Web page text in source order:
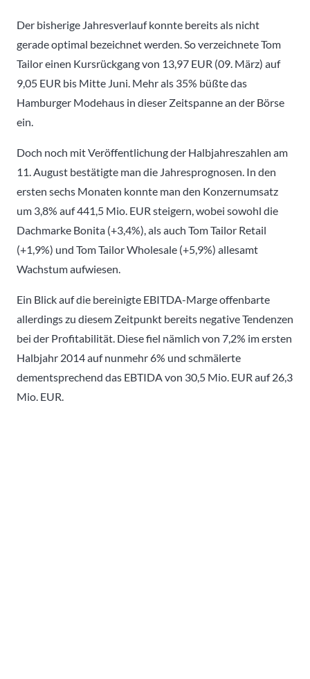
Der bisherige Jahresverlauf konnte bereits als nicht
gerade optimal bezeichnet werden. So verzeichnete Tom
Tailor einen Kursrückgang von 13,97 EUR (09. März) auf
9,05 EUR bis Mitte Juni. Mehr als 35% büßte das
Hamburger Modehaus in dieser Zeitspanne an der Börse
ein.
Doch noch mit Veröffentlichung der Halbjahreszahlen am
11. August bestätigte man die Jahresprognosen. In den
ersten sechs Monaten konnte man den Konzernumsatz
um 3,8% auf 441,5 Mio. EUR steigern, wobei sowohl die
Dachmarke Bonita (+3,4%), als auch Tom Tailor Retail
(+1,9%) und Tom Tailor Wholesale (+5,9%) allesamt
Wachstum aufwiesen.
Ein Blick auf die bereinigte EBITDA-Marge offenbarte
allerdings zu diesem Zeitpunkt bereits negative Tendenzen
bei der Profitabilität. Diese fiel nämlich von 7,2% im ersten
Halbjahr 2014 auf nunmehr 6% und schmälerte
dementsprechend das EBTIDA von 30,5 Mio. EUR auf 26,3
Mio. EUR.